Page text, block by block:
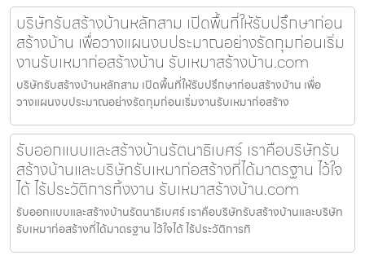
บริษัทรับสร้างบ้านหลักสาม เปิดพื้นที่ให้รับปรึกษาก่อน
สร้างบ้าน เพื่อวางแผนงบประมาณอย่างรัดกุมก่อนเริ่ม
งานรับเหมาก่อสร้างบ้าน รับเหมาสร้างบ้าน.com
บริษัทรับสร้างบ้านหลักสาม เปิดพื้นที่ให้รับปรึกษาก่อนสร้างบ้าน เพื่อ
วางแผนงบประมาณอย่างรัดกุมก่อนเริ่มงานรับเหมาก่อสร้าง
รับออกแบบและสร้างบ้านรัตนาธิเบศร์ เราคือบริษัทรับ
สร้างบ้านและบริษัทรับเหมาก่อสร้างที่ได้มาตรฐาน ไว้ใจ
ได้ ไร้ประวัติการทิ้งงาน รับเหมาสร้างบ้าน.com
รับออกแบบและสร้างบ้านรัตนาธิเบศร์ เราคือบริษัทรับสร้างบ้านและบริษัท
รับเหมาก่อสร้างที่ได้มาตรฐาน ไว้ใจได้ ไร้ประวัติการทิ